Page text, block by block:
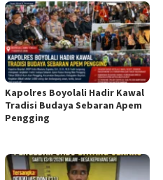
Kapolres Boyolali Hadir Kawal
Tradisi Budaya Sebaran Apem
Pengging